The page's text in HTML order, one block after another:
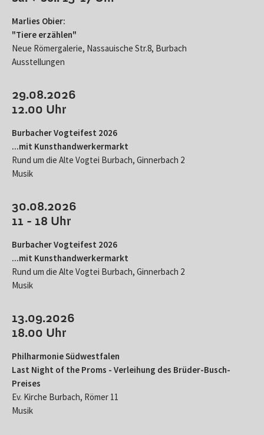
Marlies Obier:
"Tiere erzählen"
Neue Römergalerie, Nassauische Str.8, Burbach
Ausstellungen
29.08.2026
12.00 Uhr
Burbacher Vogteifest 2026
...mit Kunsthandwerkermarkt
Rund um die Alte Vogtei Burbach, Ginnerbach 2
Musik
30.08.2026
11 - 18 Uhr
Burbacher Vogteifest 2026
...mit Kunsthandwerkermarkt
Rund um die Alte Vogtei Burbach, Ginnerbach 2
Musik
13.09.2026
18.00 Uhr
Philharmonie Südwestfalen
Last Night of the Proms - Verleihung des Brüder-Busch-
Preises
Ev. Kirche Burbach, Römer 11
Musik